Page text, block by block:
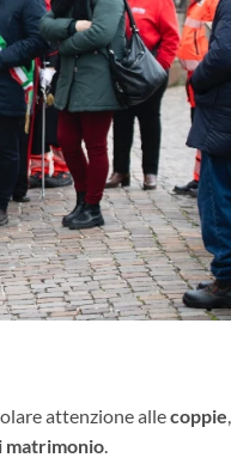
attenzione allecoppie
matrimonio